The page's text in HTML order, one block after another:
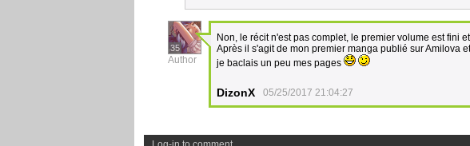
35
Author
Non, le récit n'est pas complet, le premier volume est fini
Après il s'agit de mon premier manga publié sur Amilova
je baclais un peu mes pages
DizonX 05/25/2017 21:04:27